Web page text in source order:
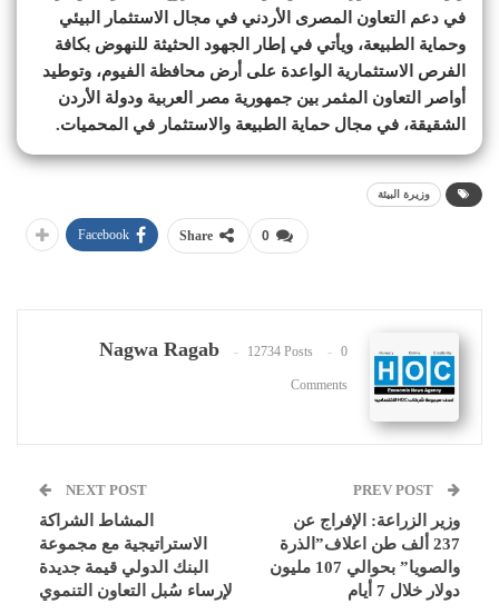
في دعم التعاون المصرى الأردني في مجال الاستثمار البيئي
وحماية الطبيعة، ويأتي في إطار الجهود الحثيثة للنهوض بكافة
الفرص الاستثمارية الواعدة على أرض محافظة الفيوم، وتوطيد
أواصر التعاون المثمر بين جمهورية مصر العربية ودولة الأردن
الشقيقة، في مجال حماية الطبيعة والاستثمار في المحميات.
وزيرة البيئة
0
Share
Facebook
Nagwa Ragab 12734 Posts 0
Comments
وزير الزراعة: الإفراج عن
237 ألف طن اعلاف”الذرة
والصويا” بحوالي 107 مليون
دولار خلال 7 أيام
NEXT POST
المشاط الشراكة
الاستراتيجية مع مجموعة
البنك الدولي قيمة جديدة
لإرساء سُبل التعاون التنموي